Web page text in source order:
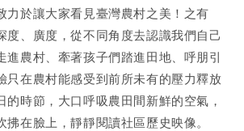
力於讓大家看見臺灣農村之美！之有
度、廣度，從不同角度去認識我們自己
進農村、牽著孩子們踏進田地、呼朋引
只在農村能感受到前所未有的壓力釋放
的時節，大口呼吸農田間新鮮的空氣，
在臉上，靜靜閱讀社區歷史映像。